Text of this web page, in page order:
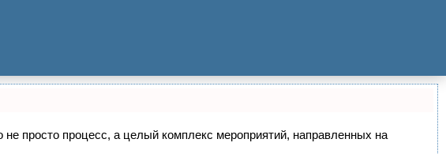
не просто процесс, а целый комплекс мероприятий, направленных на